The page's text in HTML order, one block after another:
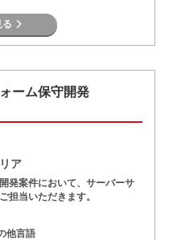
る
ーム保守開発
ア
発案件において、サーバーサ
担当いただきます。
他言語